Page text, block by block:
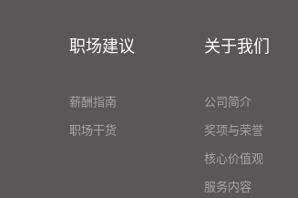
职场建议
薪酬指南
职场干货
关于我们
公司简介
奖项与荣誉
核心价值观
服务内容